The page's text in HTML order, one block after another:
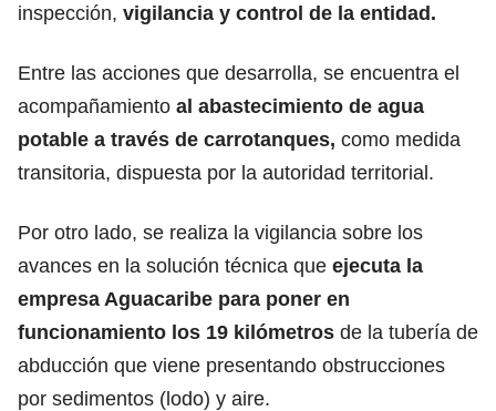
inspección, vigilancia y control de la entidad.
Entre las acciones que desarrolla, se encuentra el
acompañamiento al abastecimiento de agua
potable a través de carrotanques, como medida
transitoria, dispuesta por la autoridad territorial.
Por otro lado, se realiza la vigilancia sobre los
avances en la solución técnica que ejecuta la
empresa Aguacaribe para poner en
funcionamiento los 19 kilómetros de la tubería de
abducción que viene presentando obstrucciones
por sedimentos (lodo) y aire.